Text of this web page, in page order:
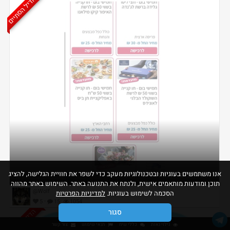
הדיל הסתיים
מפעל הפיס - הטבות ליום חמישי
· 1054
הדיל הסתיים
אנו משתמשים בעוגיות ובטכנולוגיות מעקב כדי לשפר את חוויית הגלישה, להציג
תוכן ומודעות מותאמים אישית, ולנתח את התנועה באתר. השימוש באתר מהווה
הסכמה לשימוש בעוגיות. למדיניות הפרטיות
סגור